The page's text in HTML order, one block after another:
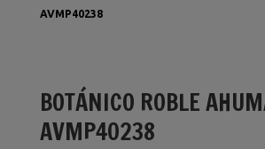
AVMP40238
BOTÁNICO ROBLE
AVMP40238